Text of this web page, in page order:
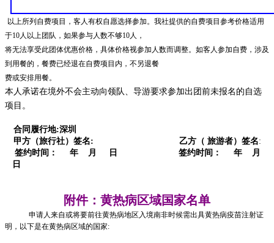
以上所列自费项目，客人有权自愿选择参加。我社提供的自费项目参考价格适用
于10人以上团队，如果参与人数不够10人，
将无法享受此团体优惠价格，具体价格视参加人数而调整。如客人参加自费，涉及
到用餐的，餐费已经退在自费项目内，不另退餐
费或安排用餐。
本人 承诺在境外不会主动向领队、导游要求参加出团前未报名的自选
项目。
合同履行地:深圳
甲方（旅行社）签名: 乙方（ 旅游者）签名:
签约时间： 年 月 日 签约时间： 年 月
日
附件：黄热病区域国家名单
申请人来自或将要前往黄热病地区入境南非时候需出具黄热病疫苗注射证
明，以下是在黄热病区域的国家: